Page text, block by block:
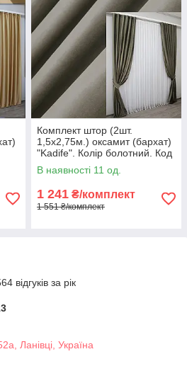
Комплект штор (2шт.
1,5х2,75м.) оксамит (бархат)
"Kadife". Колір болотний. Код
1130ш 30-947
В наявності 11 од.
1 241 ₴/комплект
1 551 ₴/комплект
відгуків за рік
Ланівці, Україна